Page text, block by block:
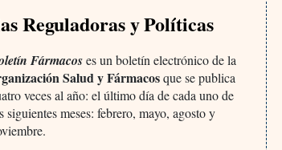
Reguladoras y Políticas
Fármacoses un boletín electrónico de la
Salud y Fármacosque se publica
veces al año: el último día de cada uno de
siguientes meses: febrero, mayo, agosto y